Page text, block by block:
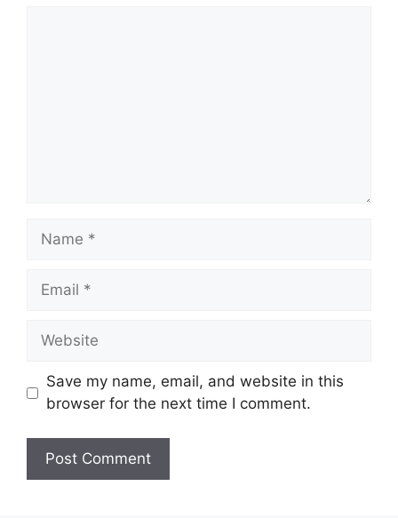
Name
Email
Website
Save my name, email, and website in this
browser for the next time I comment.